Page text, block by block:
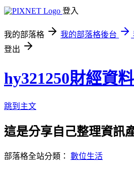
登入
我的部落格 我的部落格後台
登出
hy321250財經資
跳到主文
這是分享自己整理資訊
部落格全站分類： 數位生活